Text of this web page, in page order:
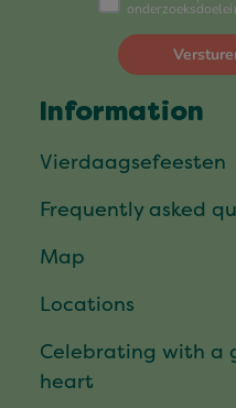
Information
Vierdaagsefeesten
Frequently asked
Map
Locations
Celebrating with a
heart